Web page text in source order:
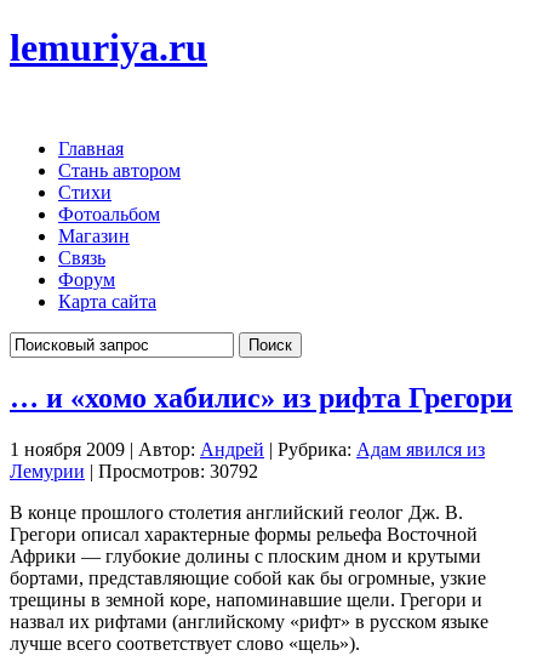
lemuriya.ru
Главная
Стань автором
Стихи
Фотоальбом
Магазин
Связь
Форум
Карта сайта
… и «хомо хабилис» из рифта Грегори
1 ноября 2009 | Автор: Андрей | Рубрика: Адам явился из
Лемурии | Просмотров: 30792
В конце прошлого столетия английский геолог Дж. В.
Грегори описал характерные формы рельефа Восточной
Африки — глубокие долины с плоским дном и крутыми
бортами, представляющие собой как бы огромные, узкие
трещины в земной коре, напоминавшие щели. Грегори и
назвал их рифтами (английскому «рифт» в русском языке
лучше всего соответствует слово «щель»).